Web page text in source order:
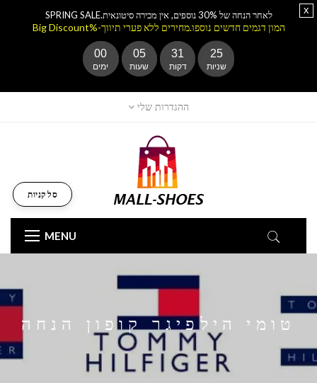
ההגדרות שלי
MENU
סל קניות
טומי הילפיגר קופון הנחה
לאחר הנחה של 30% נוספים, אין מכירה סיטונאית.SPRING SALE
המון דגמים חדשים נוספו.מחירים ללא פערי תיווך-%Big Discount
00
ימים
05
שעות
31
דקות
23
שניות
x